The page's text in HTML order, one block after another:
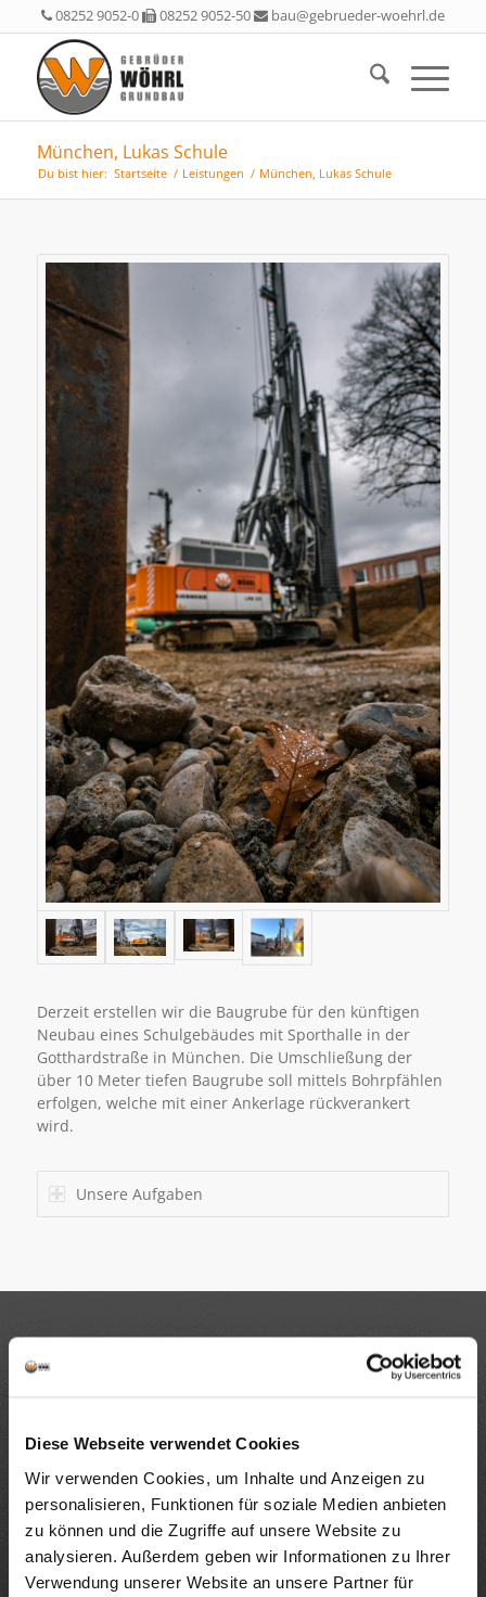
Diese Webseite verwendet Cookies
Wir verwenden Cookies, um Inhalte und Anzeigen zu
personalisieren, Funktionen für soziale Medien anbieten
zu können und die Zugriffe auf unsere Website zu
analysieren. Außerdem geben wir Informationen zu Ihrer
Verwendung unserer Website an unsere Partner für
08252 9052-0 08252 9052-50 bau@gebrueder-woehrl.de
München, Lukas Schule
Du bist hier: Startseite / Leistungen / München, Lukas Schule
Derzeit erstellen wir die Baugrube für den künftigen
Neubau eines Schulgebäudes mit Sporthalle in der
Gotthardstraße in München. Die Umschließung der
über 10 Meter tiefen Baugrube soll mittels Bohrpfählen
erfolgen, welche mit einer Ankerlage rückverankert
wird.
Unsere Aufgaben
NAVIGATION
Referenzen
Datenschutz
Impressum